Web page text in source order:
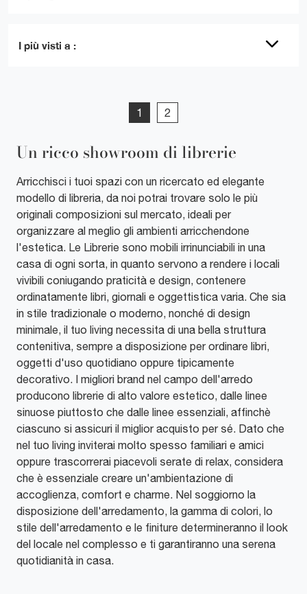
I più visti a :
1 2
Un ricco showroom di librerie
Arricchisci i tuoi spazi con un ricercato ed elegante
modello di libreria, da noi potrai trovare solo le più
originali composizioni sul mercato, ideali per
organizzare al meglio gli ambienti arricchendone
l'estetica. Le Librerie sono mobili irrinunciabili in una
casa di ogni sorta, in quanto servono a rendere i locali
vivibili coniugando praticità e design, contenere
ordinatamente libri, giornali e oggettistica varia. Che sia
in stile tradizionale o moderno, nonché di design
minimale, il tuo living necessita di una bella struttura
contenitiva, sempre a disposizione per ordinare libri,
oggetti d'uso quotidiano oppure tipicamente
decorativo. I migliori brand nel campo dell'arredo
producono librerie di alto valore estetico, dalle linee
sinuose piuttosto che dalle linee essenziali, affinchè
ciascuno si assicuri il miglior acquisto per sé. Dato che
nel tuo living inviterai molto spesso familiari e amici
oppure trascorrerai piacevoli serate di relax, considera
che è essenziale creare un'ambientazione di
accoglienza, comfort e charme. Nel soggiorno la
disposizione dell'arredamento, la gamma di colori, lo
stile dell'arredamento e le finiture determineranno il look
del locale nel complesso e ti garantiranno una serena
quotidianità in casa.